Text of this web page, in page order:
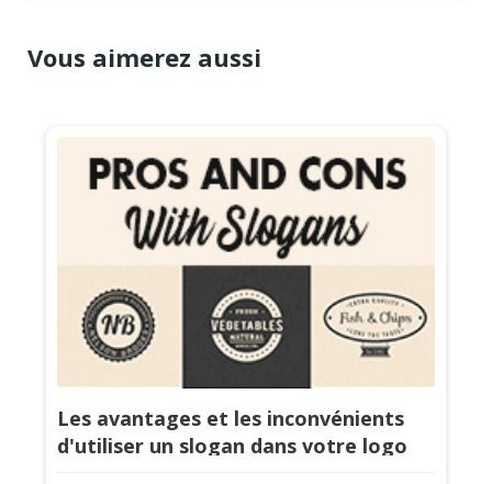
Vous aimerez aussi
Les avantages et les inconvénients
d'utiliser un slogan dans votre logo